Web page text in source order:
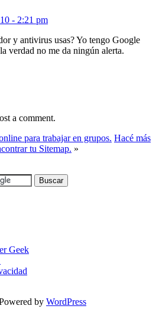
- 2:21 pm
y antivirus usas? Yo tengo Google
verdad no me da ningún alerta.
a comment.
para trabajar en grupos. Hacé más
tu Sitemap. »
Geek
by WordPress